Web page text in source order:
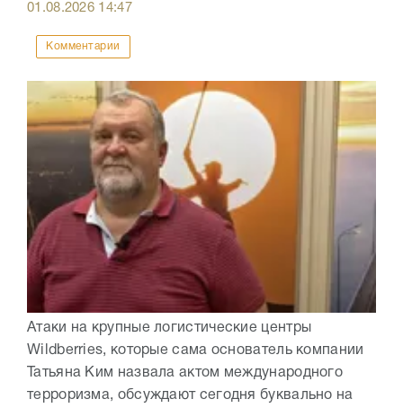
01.08.2026 14:47
Комментарии
Атаки на крупные логистические центры
Wildberries, которые сама основатель компании
Татьяна Ким назвала актом международного
терроризма, обсуждают сегодня буквально на